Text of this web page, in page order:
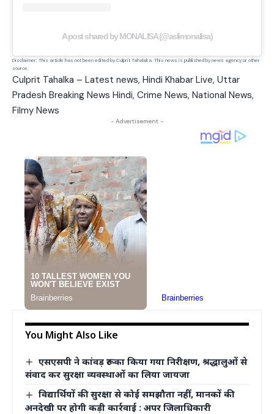
A post shared by MONALISA (@aslimonalisa)
Disclaimer: This article has not been edited by Culprit Tahalaka. This news is published by news agency or other
source.
Culprit Tahalka – Latest news, Hindi Khabar Live, Uttar
Pradesh Breaking News Hindi, Crime News, National News,
Filmy News
- Advertisement -
You Might Also Like
एसएसपी ने कांवड़ रूट का किया गया निरीक्षण, श्रद्धालुओं से
संवाद कर सुरक्षा व्यवस्थाओं का लिया जायजा
विद्यार्थियों की सुरक्षा से कोई समझौता नहीं, मानकों की
अनदेखी पर होगी कड़ी कार्रवाई : अपर जिलाधिकारी